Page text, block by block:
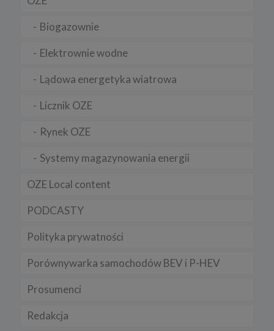
Biogazownie
Elektrownie wodne
Lądowa energetyka wiatrowa
Licznik OZE
Rynek OZE
Systemy magazynowania energii
OZE Local content
PODCASTY
Polityka prywatności
Porównywarka samochodów BEV i P-HEV
Prosumenci
Redakcja
Pamiętaj, że zmiana ustawienia plików cookies i podobnych
serwisu.
zamieszczenie w serwisie jej nowej wersji.